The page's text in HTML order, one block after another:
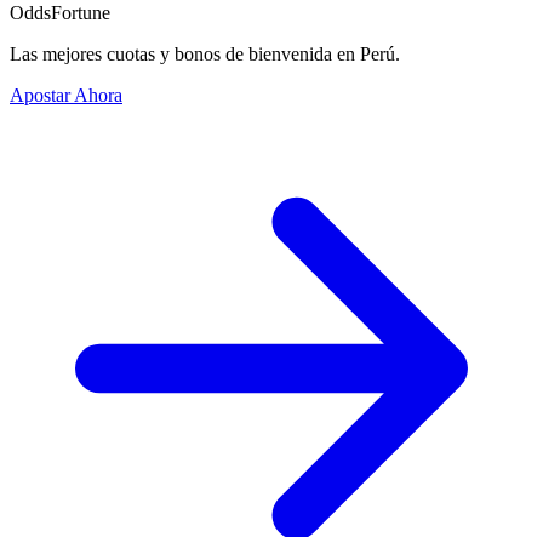
OddsFortune
Las mejores cuotas y bonos de bienvenida en Perú.
Apostar Ahora